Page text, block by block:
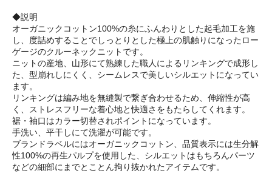
◆説明
オーガニックコットン100%の糸にふんわりとした起毛加工を施
し、度詰めすることでしっとりとした極上の肌触りになったロー
ゲージのクルーネックニットです。
ニットの産地、山形にて熟練した職人によるリンキングで成形し
た、型崩れしにくく、シームレスで美しいシルエットになってい
ます。
リンキングは編み地を無縫製で繋ぎ合わせるため、伸縮性が高
く、ストレスフリーな着心地と快適さをもたらしてくれます。
裾・袖口はカラー切替されポイントになっています。
手洗い、平干しにて洗濯が可能です。
ブランドラベルにはオーガニックコットン、品質表示には生分解
性100%の再生パルプを使用した、シルエットはもちろんパーツ
などの細部にまでとことん拘り抜かれたアイテムです。